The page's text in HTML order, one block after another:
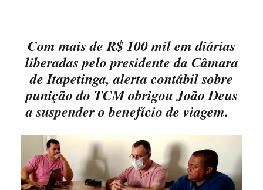
Com mais de R$ 100 mil em diárias
liberadas pelo presidente da Câmara
de Itapetinga, alerta contábil sobre
punição do TCM obrigou João Deus
a suspender o benefício de viagem.